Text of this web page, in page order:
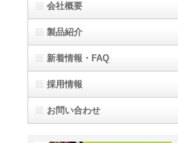
会社概要
製品紹介
新着情報・FAQ
採用情報
お問い合わせ